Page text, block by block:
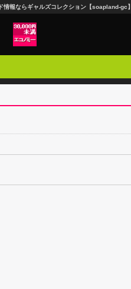
情報ならギャルズコレクション【soapland-gc】